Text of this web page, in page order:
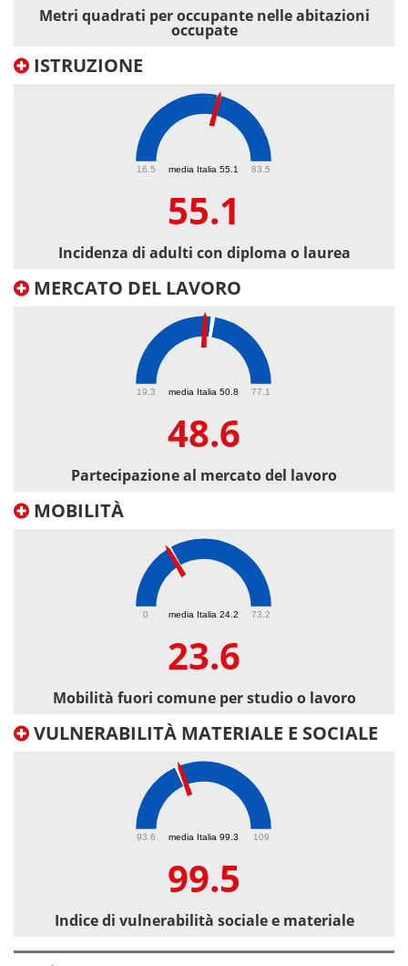
Metri quadrati per occupante nelle abitazioni
occupate
ISTRUZIONE
media Italia 55.1
16.5 83.5
55.1
Incidenza di adulti con diploma o laurea
MERCATO DEL LAVORO
media Italia 50.8
19.3 77.1
48.6
Partecipazione al mercato del lavoro
MOBILITÀ
media Italia 24.2
0 73.2
23.6
Mobilità fuori comune per studio o lavoro
VULNERABILITÀ MATERIALE E SOCIALE
media Italia 99.3
93.6 109
99.5
Indice di vulnerabilità sociale e materiale